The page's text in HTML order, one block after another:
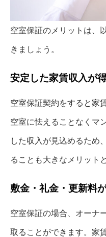
空室保証のメリットは、
きましょう。
安定した家賃収入が
空室保証契約をすると家
空室に怯えることなくマ
した収入が見込めるため
ることも大きなメリット
敷金・礼金・更新料
空室保証の場合、オーナ
取ることができます。家